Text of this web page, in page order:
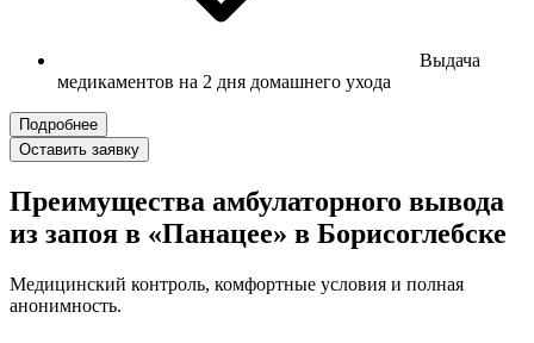
Выдача
медикаментов на 2 дня домашнего ухода
Подробнее
Оставить заявку
Преимущества амбулаторного вывода
из запоя в «Панацее» в Борисоглебске
Медицинский контроль, комфортные условия и полная
анонимность.